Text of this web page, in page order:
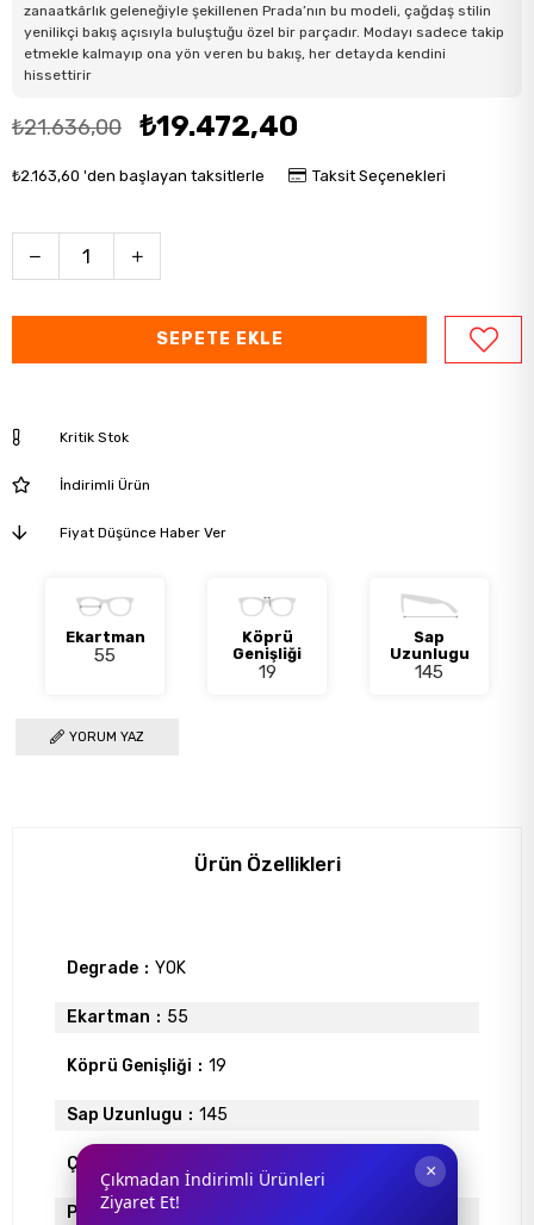
zanaatkârlık geleneğiyle şekillenen Prada’nın bu modeli, çağdaş stilin
yenilikçi bakış açısıyla buluştuğu özel bir parçadır. Modayı sadece takip
etmekle kalmayıp ona yön veren bu bakış, her detayda kendini
hissettirir
₺21.636,00 ₺19.472,40
₺2.163,60 'den başlayan taksitlerle Taksit Seçenekleri
Kritik Stok
İndirimli Ürün
Fiyat Düşünce Haber Ver
Ekartman
55
Köprü
Genişliği
19
Sap
Uzunlugu
145
YORUM YAZ
Ürün Özellikleri
Degrade YOK
Ekartman 55
Köprü Genişliği 19
Sap Uzunlugu 145
Çerçeve Tipi
Polarize YOK
×
Çıkmadan İndirimli Ürünleri
Ziyaret Et!